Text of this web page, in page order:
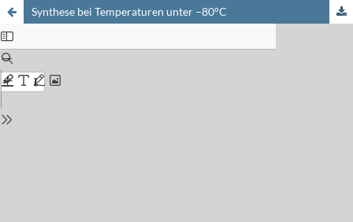
Synthese bei Temperaturen unter −80°C